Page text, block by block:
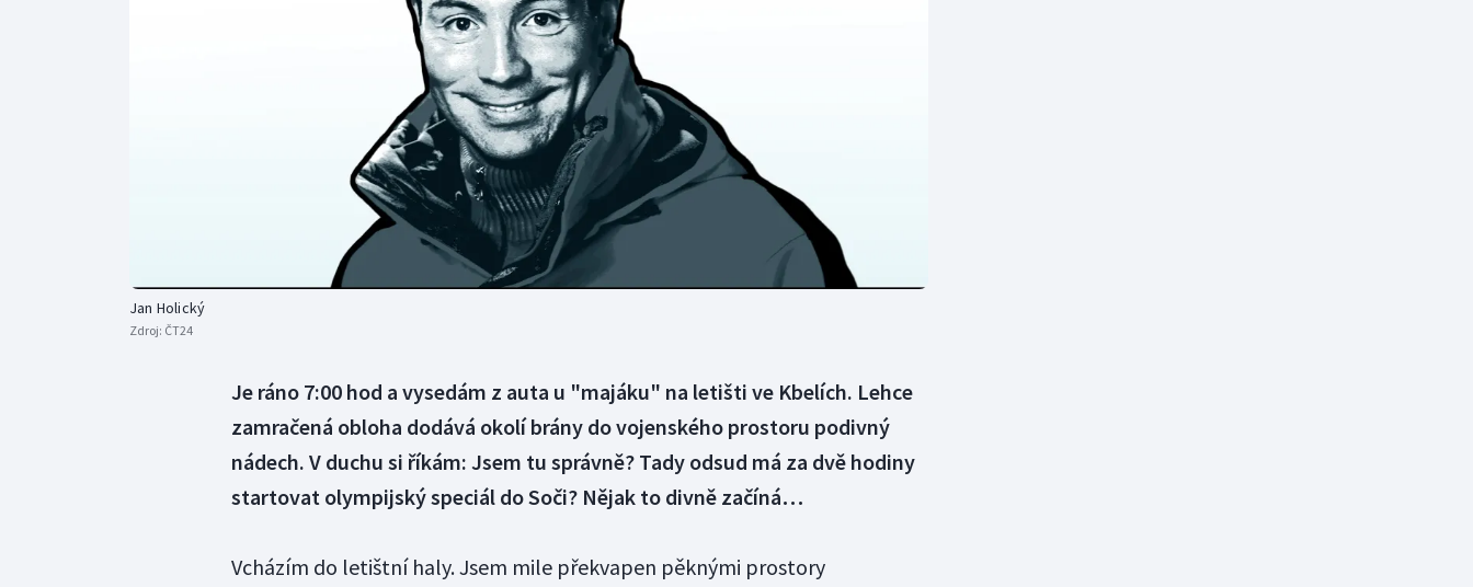
Florbal
Futsal
Golf
Gymnastika
Moderní pětiboj
Motorsport
Olympijské hry
Parasport
Plavání
Plážový volejbal
Ostatní
Jan Holický
Zdroj: ČT24
Je ráno 7:00 hod a vysedám z auta u "majáku" na letišti ve Kbelích. Lehce
zamračená obloha dodává okolí brány do vojenského prostoru podivný
nádech. V duchu si říkám: Jsem tu správně? Tady odsud má za dvě hodiny
startovat olympijský speciál do Soči? Nějak to divně začíná…
Vcházím do letištní haly. Jsem mile překvapen pěknými prostory